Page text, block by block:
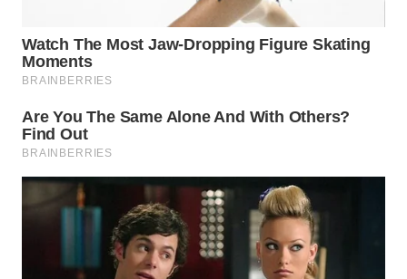
KEPULAUAN
SERIBU
WN
TANGERANG
WN